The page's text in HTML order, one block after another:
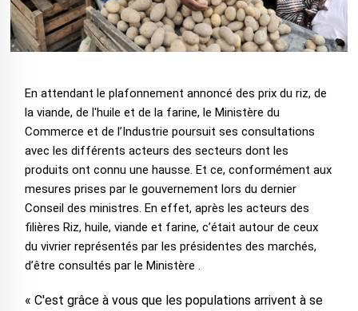
En attendant le plafonnement annoncé des prix du riz, de
la viande, de l'huile et de la farine, le Ministère du
Commerce et de l’Industrie poursuit ses consultations
avec les différents acteurs des secteurs dont les
produits ont connu une hausse. Et ce, conformément aux
mesures prises par le gouvernement lors du dernier
Conseil des ministres. En effet, après les acteurs des
filières Riz, huile, viande et farine, c’était autour de ceux
du vivrier représentés par les présidentes des marchés,
d’être consultés par le Ministère .
« C'est grâce à vous que les populations arrivent à se